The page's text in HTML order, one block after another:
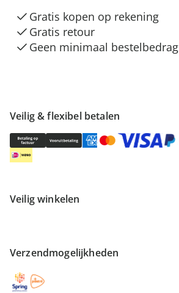
Veilig & flexibel betalen
Veilig winkelen
Verzendmogelijkheden
Gratis kopen op rekening
Gratis retour
Geen minimaal bestelbedrag